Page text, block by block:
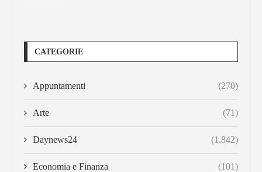
CATEGORIE
Appuntamenti (270)
Arte (71)
Daynews24 (1.842)
Economia e Finanza (101)